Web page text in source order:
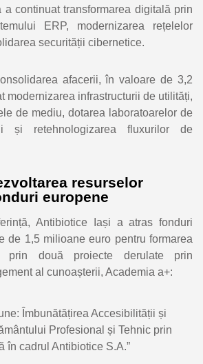
a continuat transformarea digitală prin
ERP, modernizarea rețelelor
securității cibernetice.
afacerii, în valoare de 3,2
modernizarea infrastructurii de utilități,
de mediu, dotarea laboratoarelor de
și retehnologizarea fluxurilor de
resurselor
europene
Antibiotice Iași a atras fonduri
de 1,5 milioane euro pentru formarea
prin două proiecte derulate prin
al cunoașterii, Academia a+:
Îmbunătățirea Accesibilității și
Profesional și Tehnic prin
în cadrul Antibiotice S.A.”